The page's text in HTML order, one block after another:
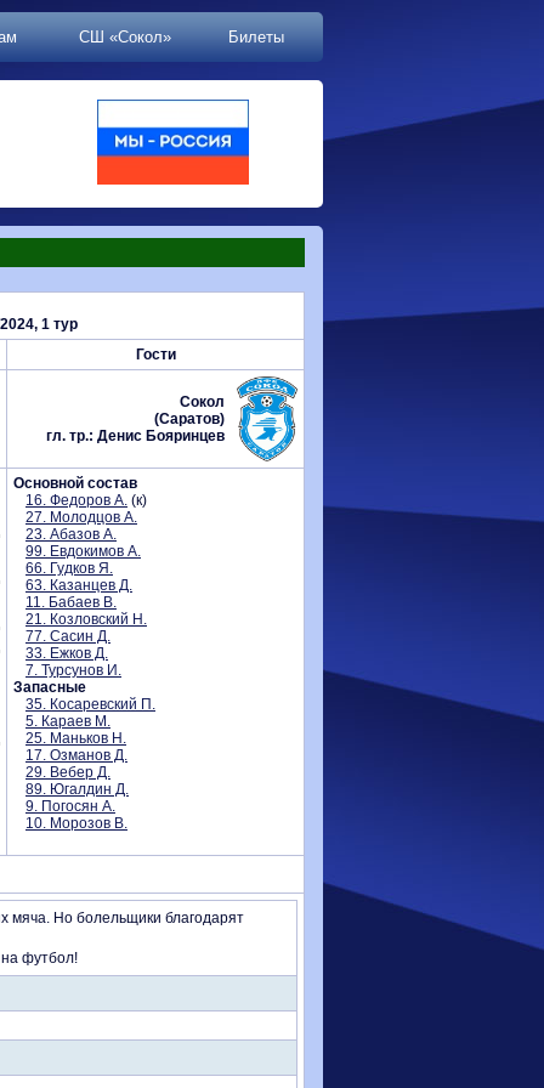
СШ «Сокол» Билеты
1 тур
Гости
Сокол
(Саратов)
гл. тр.: Денис Бояринцев
Основной состав
16. Федоров А. (к)
27. Молодцов А.
23. Абазов А.
99. Евдокимов А.
66. Гудков Я.
63. Казанцев Д.
11. Бабаев В.
21. Козловский Н.
77. Сасин Д.
33. Ежков Д.
7. Турсунов И.
Запасные
35. Косаревский П.
5. Караев М.
25. Маньков Н.
17. Озманов Д.
29. Вебер Д.
89. Югалдин Д.
9. Погосян А.
10. Морозов В.
мяча. Но болельщики благодарят
футбол!